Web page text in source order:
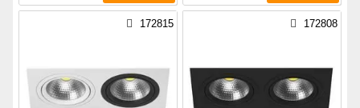
172815 172808